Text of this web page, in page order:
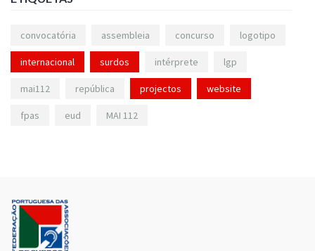
convocatória assembleia concurso logotipo
internacional surdos intérprete lgp
mai112 república projectos website
fpas eud MAI 112